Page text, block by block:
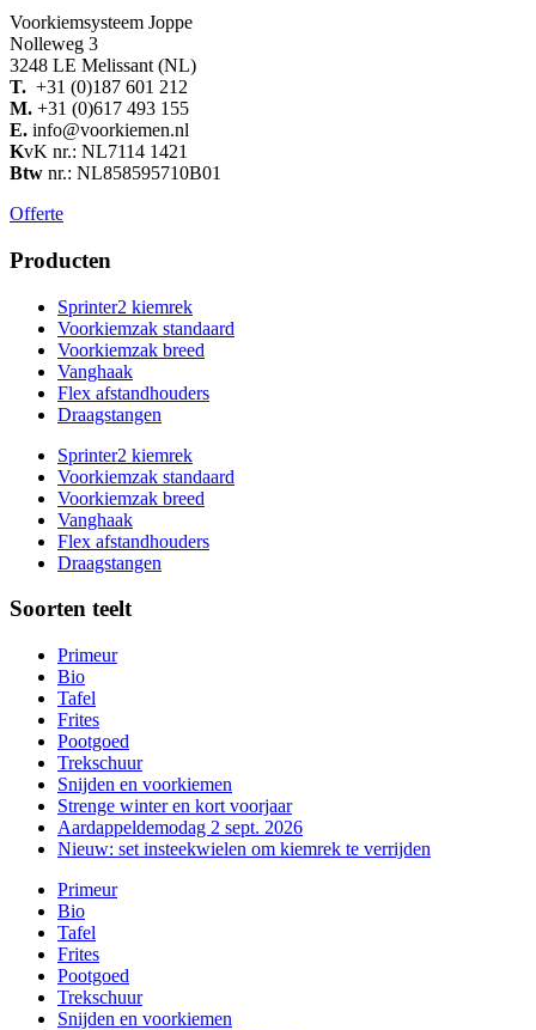
Voorkiemsysteem Joppe
Nolleweg 3
3248 LE Melissant (NL)
T. +31 (0)187 601 212
M. +31 (0)617 493 155
E. info@voorkiemen.nl
KvK nr.: NL7114 1421
Btw nr.: NL858595710B01
Offerte
Producten
Sprinter2 kiemrek
Voorkiemzak standaard
Voorkiemzak breed
Vanghaak
Flex afstandhouders
Draagstangen
Sprinter2 kiemrek
Voorkiemzak standaard
Voorkiemzak breed
Vanghaak
Flex afstandhouders
Draagstangen
Soorten teelt
Primeur
Bio
Tafel
Frites
Pootgoed
Trekschuur
Snijden en voorkiemen
Strenge winter en kort voorjaar
Aardappeldemodag 2 sept. 2026
Nieuw: set insteekwielen om kiemrek te verrijden
Primeur
Bio
Tafel
Frites
Pootgoed
Trekschuur
Snijden en voorkiemen